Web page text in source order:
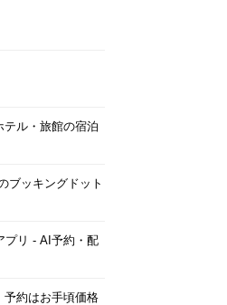
テル・旅館の宿泊
ブッキングドット
プリ - AI予約・配
約はお手頃価格